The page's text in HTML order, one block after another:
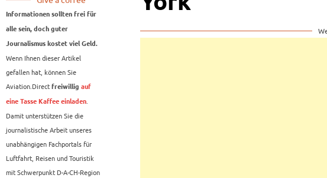
Informationen sollten frei für
alle sein, doch guter
Journalismus kostet viel Geld.
Wenn Ihnen dieser Artikel
gefallen hat, können Sie
Aviation.Direct freiwillig auf
eine Tasse Kaffee einladen.
Damit unterstützen Sie die
journalistische Arbeit unseres
unabhängigen Fachportals für
Luftfahrt, Reisen und Touristik
mit Schwerpunkt D-A-CH-Region